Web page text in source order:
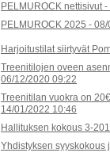
PELMUROCK nettisivut -
PELMUROCK 2025 - 08/
Harjoitustilat siirtyvät
Treenitilojen oveen
06/12/2020 09:22
Treenitilan vuokra on
14/01/2022 10:46
Hallituksen kokous 3-
Yhdistyksen syyskokous